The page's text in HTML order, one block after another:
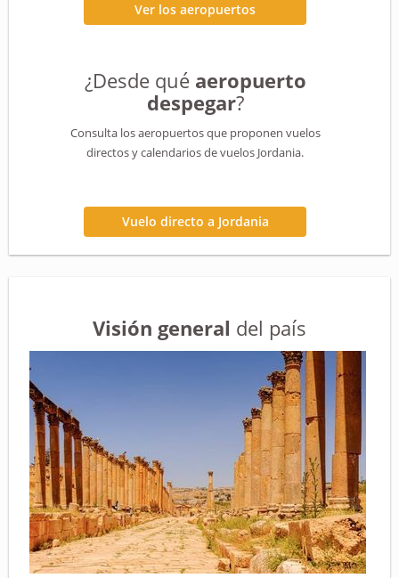
Ver los aeropuertos
¿Desde qué aeropuerto
despegar?
Consulta los aeropuertos que proponen vuelos
directos y calendarios de vuelos Jordania.
Vuelo directo a Jordania
Visión general del país